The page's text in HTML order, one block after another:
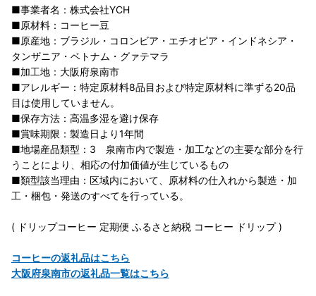
■事業者名：株式会社YCH
■原材料：コーヒー豆
■原産地：ブラジル・コロンビア・エチオピア・インドネシア・
タンザニア・ベトナム・グァテマラ
■加工地：大阪府泉南市
■アレルギー：特定原材料8品目および特定原材料に準ずる20品
目は使用していません。
■保存方法：高温多湿を避け保存
■賞味期限：製造日より1年間
■地場産品類型：3 泉南市内で製造・加工などの主要な部分を行
うことにより、相応の付加価値が生じているもの
■類型該当理由：区域内において、原材料の仕入れから製造・加
工・梱包・発送のすべてを行っている。
( ドリップコーヒー 定期便 ふるさと納税 コーヒー ドリップ )
コーヒーの返礼品はこちら
大阪府泉南市の返礼品一覧はこちら